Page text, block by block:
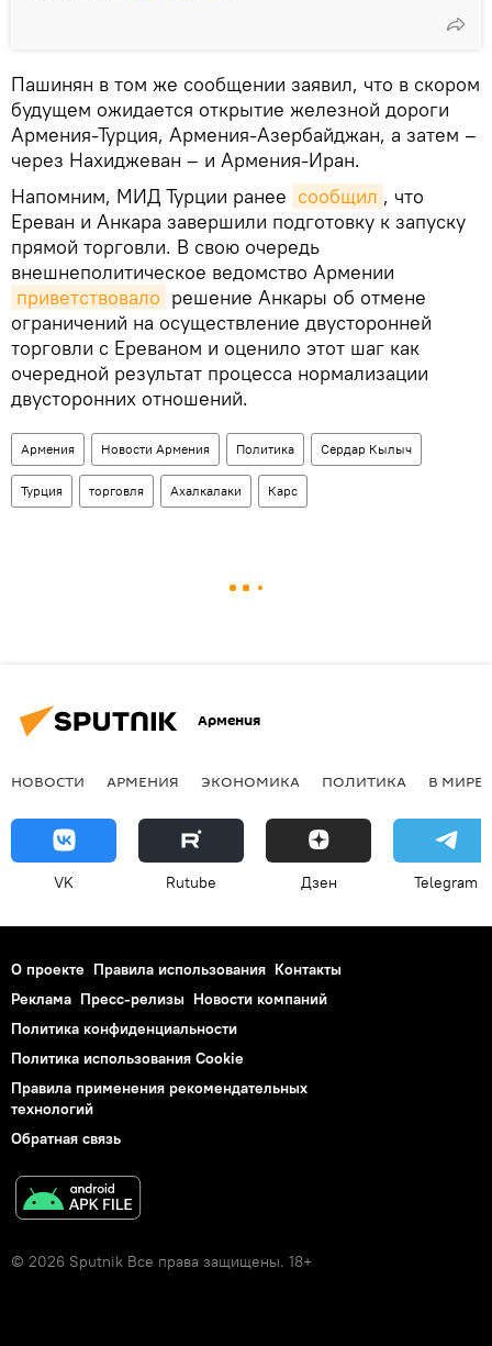
Пашинян в том же сообщении заявил, что в скором
будущем ожидается открытие железной дороги
Армения-Турция, Армения-Азербайджан, а затем –
через Нахиджеван – и Армения-Иран.
Напомним, МИД Турции ранее сообщил , что
Ереван и Анкара завершили подготовку к запуску
прямой торговли. В свою очередь
внешнеполитическое ведомство Армении
приветствовало решение Анкары об отмене
ограничений на осуществление двусторонней
торговли с Ереваном и оценило этот шаг как
очередной результат процесса нормализации
двусторонних отношений.
Армения Новости Армения Политика Сердар Кылыч
Турция торговля Ахалкалаки Карс
Армения
НОВОСТИ АРМЕНИЯ ЭКОНОМИКА ПОЛИТИКА В МИРЕ
VK Rutube Дзен Telegram
О проекте Правила использования Контакты
Реклама Пресс-релизы Новости компаний
Политика конфиденциальности
Политика использования Cookie
Правила применения рекомендательных
технологий
Обратная связь
© 2026 Sputnik Все права защищены. 18+